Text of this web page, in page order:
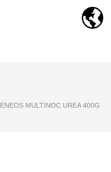
ENEOS MULTINOC UREA 400G